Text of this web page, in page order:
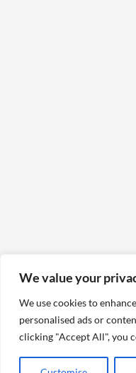
We value your
We use cookies to
personalised ads or
clicking "Accept All", you